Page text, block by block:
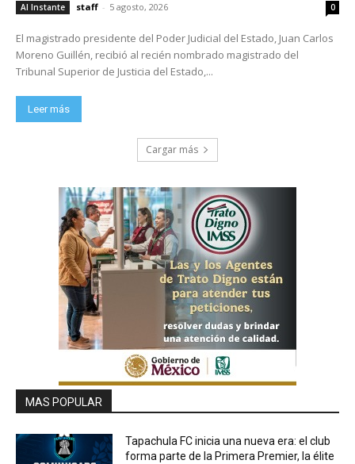
Al Instante staff - 5 agosto, 2026 0
El magistrado presidente del Poder Judicial del Estado, Juan Carlos
Moreno Guillén, recibió al recién nombrado magistrado del
Tribunal Superior de Justicia del Estado,...
Leer más
Cargar más
MAS POPULAR
Tapachula FC inicia una nueva era: el club
forma parte de la Primera Premier, la élite